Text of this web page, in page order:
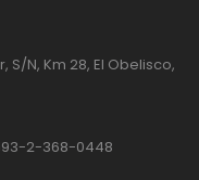
S/N, Km 28, El Obelisco,
2-368-0448